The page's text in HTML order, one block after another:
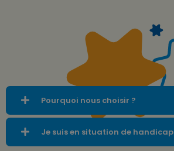
Pourquoi nous choisir ?
Je suis en situation de handicap